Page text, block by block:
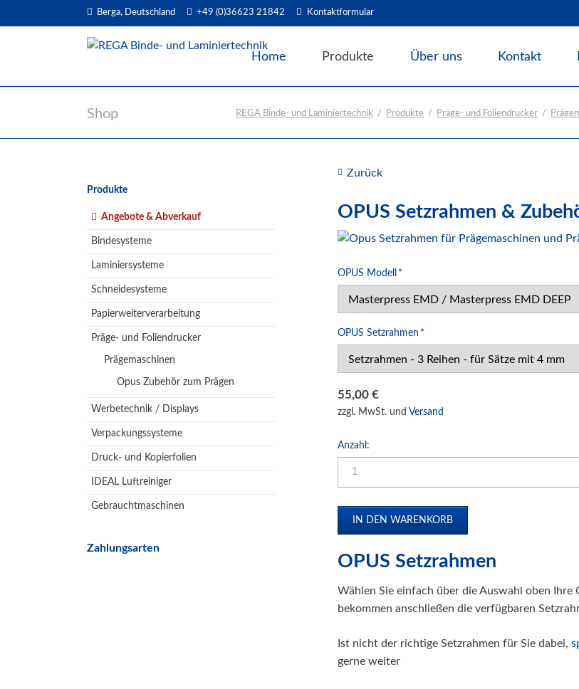
Berga, Deutschland +49 (0)36623 21842 Kontaktformular
Home Produkte
Bindesysteme
Präge- und Foliendrucker
Prägemaschinen
Werbetechnik / Displays
Verpackungssysteme
IDEAL Luftreiniger
Über uns Kontakt
Shop REGA Binde- und Laminiertechnik Produkte Präge- und Foliendrucker
Zurück
OPUS Setzrahmen &
Pflichtfeld
OPUS Modell *
Pflichtfeld
OPUS Setzrahmen *
55,00 €
zzgl. MwSt. und Versand
Anzahl:
OPUS Setzrahmen
Wählen Sie einfach über die Auswahl oben Ihre
bekommen anschließen die verfügbaren
Ist nicht der richtige Setzrahmen für Sie dabei,
gerne weiter
Navigation
Produkte
Angebote & Abverkauf
Bindesysteme
Laminiersysteme
Schneidesysteme
Papierweiterverarbeitung
Präge- und Foliendrucker
Prägemaschinen
Opus Zubehör zum Prägen
Werbetechnik / Displays
Verpackungssysteme
Druck- und Kopierfolien
IDEAL Luftreiniger
Gebrauchtmaschinen
Zahlungsarten